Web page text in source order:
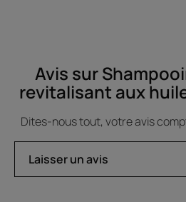
Avis sur
revitalisant aux
Dites-nous tout, votre avis
Laisser un avis